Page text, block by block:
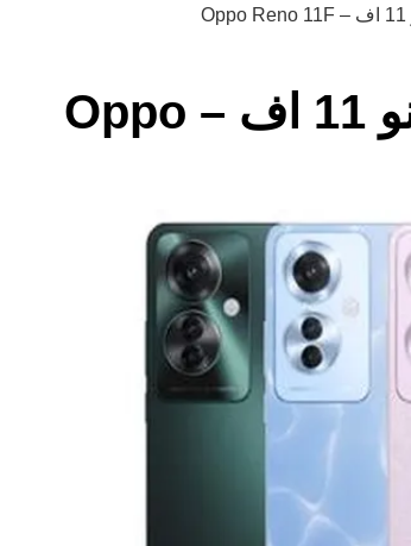
سعر ومواصفات اوبو رينو 11 اف – Oppo